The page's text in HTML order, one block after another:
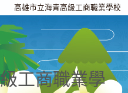
高雄市立海青高級工商職業學校
工商職業學